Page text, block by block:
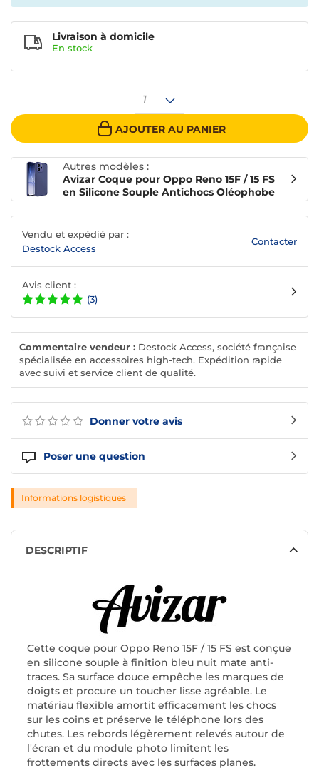
Donner votre avis
Poser une question
1
AJOUTER AU PANIER
Livraison à domicile
En stock
Autres modèles :
Avizar Coque pour Oppo Reno 15F / 15 FS
en Silicone Souple Antichocs Oléophobe
Vendu et expédié par :
Destock Access
Contacter
Avis client :
(3)
Commentaire vendeur : Destock Access, société française
spécialisée en accessoires high-tech. Expédition rapide
avec suivi et service client de qualité.
Informations logistiques
DESCRIPTIF
Cette coque pour Oppo Reno 15F / 15 FS est conçue
en silicone souple à finition bleu nuit mate anti-
traces. Sa surface douce empêche les marques de
doigts et procure un toucher lisse agréable. Le
matériau flexible amortit efficacement les chocs
sur les coins et préserve le téléphone lors des
chutes. Les rebords légèrement relevés autour de
l'écran et du module photo limitent les
frottements directs avec les surfaces planes.